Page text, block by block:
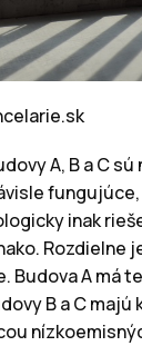
A, B a C sú
fungujúce,
inak
Rozdielne
Budova A má
B a C majú